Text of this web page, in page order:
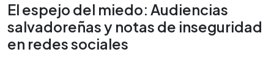
El espejo del miedo: Audiencias
salvadoreñas y notas de inseguridad
en redes sociales